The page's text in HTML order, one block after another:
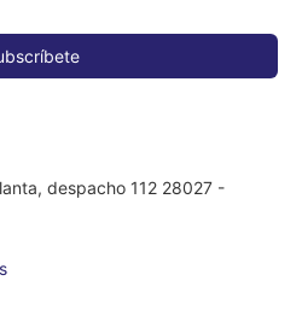
despacho 112 28027 -